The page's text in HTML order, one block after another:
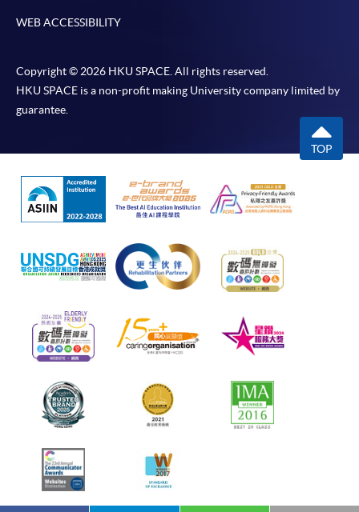
WEB ACCESSIBILITY
Copyright © 2026 HKU SPACE. All rights reserved.
HKU SPACE is a non-profit making University company limited by
guarantee.
TOP